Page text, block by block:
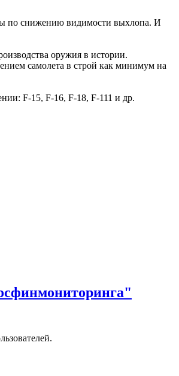
по снижению видимости выхлопа. И
оружия в истории.
самолета в строй как минимум на
F-15, F-16, F-18, F-111 и др.